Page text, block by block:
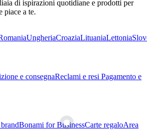
di ispirazioni quotidiane e prodotti per
piace a te.
UngheriaCroaziaLituaniaLettonia
e consegnaReclami e resi Pagamento e
Bonami for BusinessCarte regaloArea